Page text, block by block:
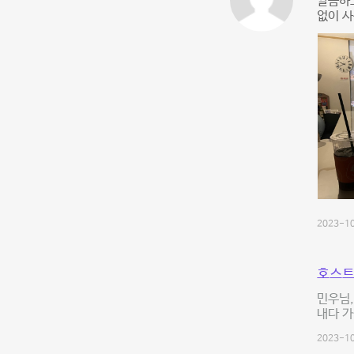
없이
2023-
호스
민우
내다
2023-